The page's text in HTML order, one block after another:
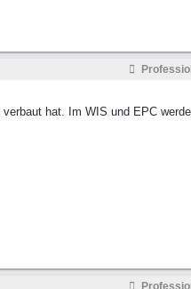
hat. Im WIS und EPC